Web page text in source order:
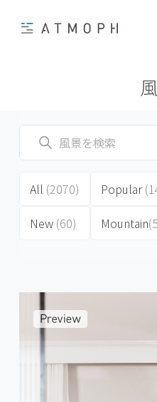
All (2070)
New (60)
Popular
Mountain